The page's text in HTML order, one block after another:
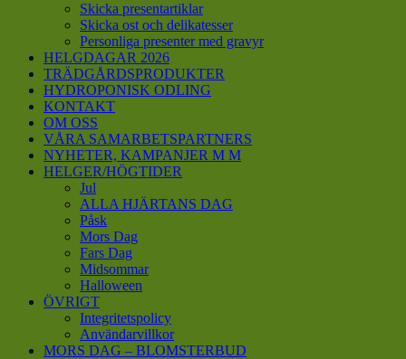
Skicka presentartiklar
Skicka ost och delikatesser
Personliga presenter med gravyr
HELGDAGAR 2026
TRÄDGÅRDSPRODUKTER
HYDROPONISK ODLING
KONTAKT
OM OSS
VÅRA SAMARBETSPARTNERS
NYHETER, KAMPANJER M M
HELGER/HÖGTIDER
Jul
ALLA HJÄRTANS DAG
Påsk
Mors Dag
Fars Dag
Midsommar
Halloween
ÖVRIGT
Integritetspolicy
Användarvillkor
MORS DAG – BLOMSTERBUD